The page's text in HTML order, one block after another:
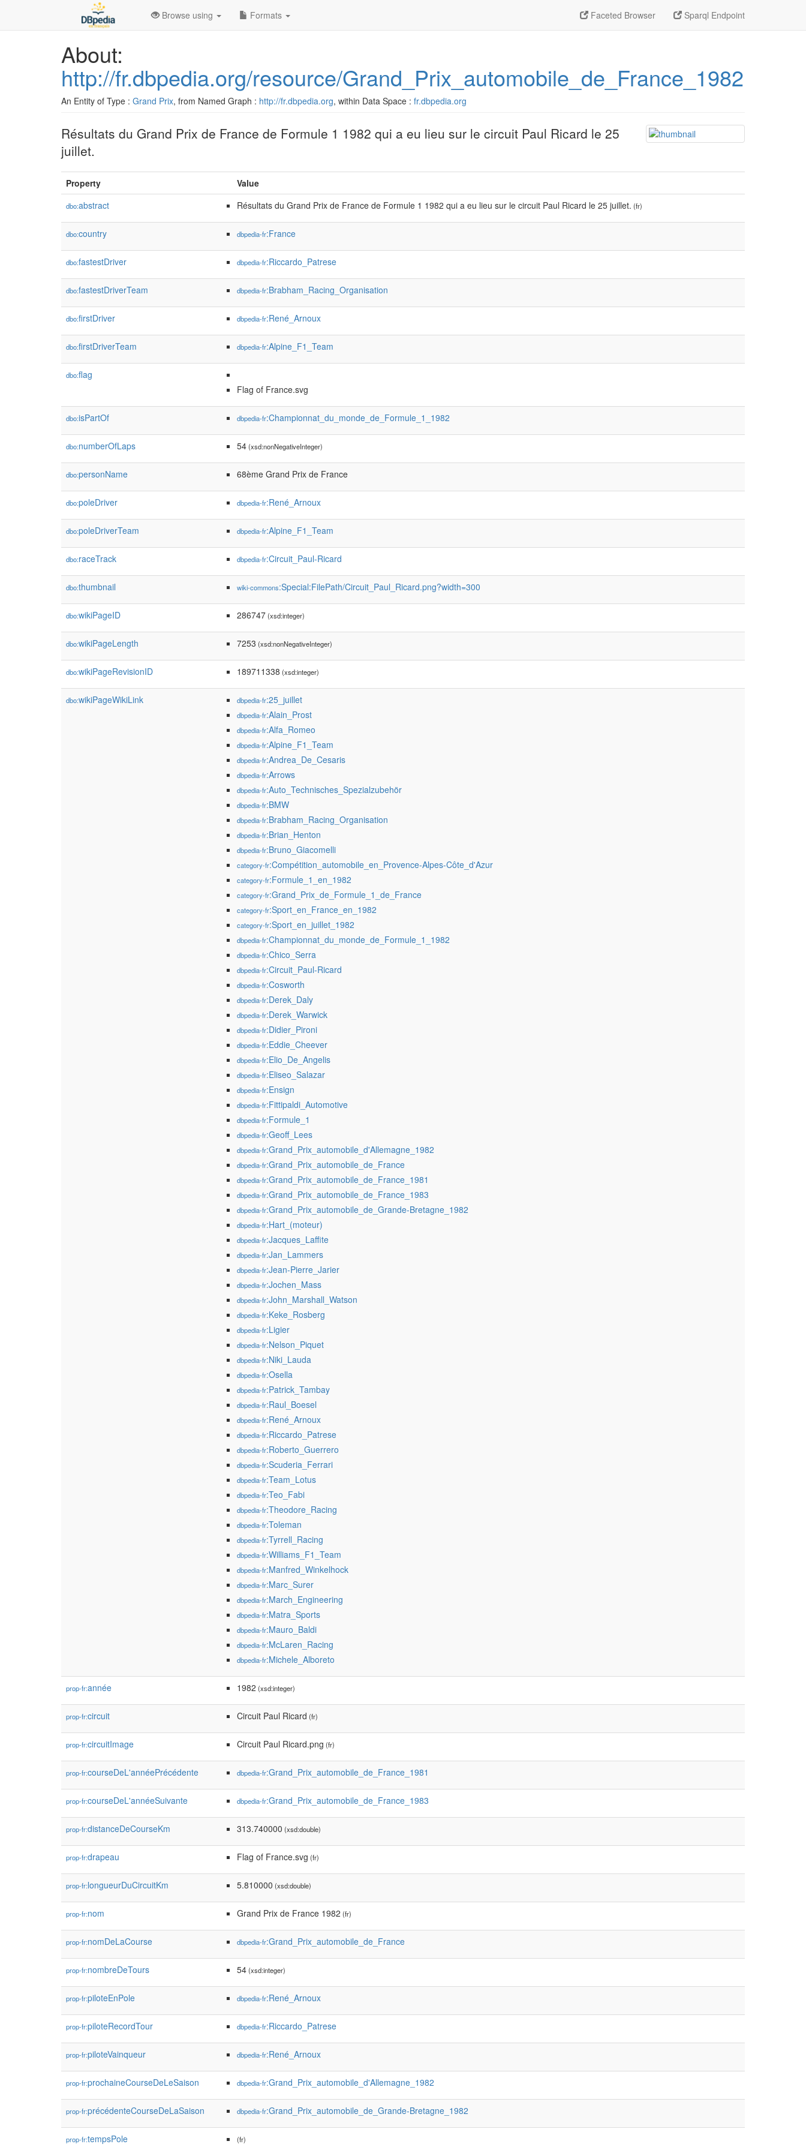
Faceted Browser Sparql Endpoint
Browse using Formats
About:
http://fr.dbpedia.org/resource/Grand_Prix_automobile_de_France_1982
An Entity of Type : Grand Prix, from Named Graph : http://fr.dbpedia.org, within Data Space : fr.dbpedia.org
Résultats du Grand Prix de France de Formule 1 1982 qui a eu lieu sur le circuit Paul Ricard le 25
juillet.
Property Value
dbo:abstract Résultats du Grand Prix de France de Formule 1 1982 qui a eu lieu sur le circuit Paul Ricard le 25 juillet. (fr)
dbo:country dbpedia-fr:France
dbo:fastestDriver dbpedia-fr:Riccardo_Patrese
dbo:fastestDriverTeam dbpedia-fr:Brabham_Racing_Organisation
dbo:firstDriver dbpedia-fr:René_Arnoux
dbo:firstDriverTeam dbpedia-fr:Alpine_F1_Team
dbo:flag
Flag of France.svg
dbo:isPartOf dbpedia-fr:Championnat_du_monde_de_Formule_1_1982
dbo:numberOfLaps 54(xsd:nonNegativeInteger)
dbo:personName 68ème Grand Prix de France
dbo:poleDriver dbpedia-fr:René_Arnoux
dbo:poleDriverTeam dbpedia-fr:Alpine_F1_Team
dbo:raceTrack dbpedia-fr:Circuit_Paul-Ricard
dbo:thumbnail wiki-commons:Special:FilePath/Circuit_Paul_Ricard.png?width=300
dbo:wikiPageID 286747(xsd:integer)
dbo:wikiPageLength 7253 (xsd:nonNegativeInteger)
dbo:wikiPageRevisionID 189711338 (xsd:integer)
dbo:wikiPageWikiLink dbpedia-fr:25_juillet
dbpedia-fr:Alain_Prost
dbpedia-fr:Alfa_Romeo
dbpedia-fr:Alpine_F1_Team
dbpedia-fr:Andrea_De_Cesaris
dbpedia-fr:Arrows
dbpedia-fr:Auto_Technisches_Spezialzubehör
dbpedia-fr:BMW
dbpedia-fr:Brabham_Racing_Organisation
dbpedia-fr:Brian_Henton
dbpedia-fr:Bruno_Giacomelli
category-fr:Compétition_automobile_en_Provence-Alpes-Côte_d'Azur
category-fr:Formule_1_en_1982
category-fr:Grand_Prix_de_Formule_1_de_France
category-fr:Sport_en_France_en_1982
category-fr:Sport_en_juillet_1982
dbpedia-fr:Championnat_du_monde_de_Formule_1_1982
dbpedia-fr:Chico_Serra
dbpedia-fr:Circuit_Paul-Ricard
dbpedia-fr:Cosworth
dbpedia-fr:Derek_Daly
dbpedia-fr:Derek_Warwick
dbpedia-fr:Didier_Pironi
dbpedia-fr:Eddie_Cheever
dbpedia-fr:Elio_De_Angelis
dbpedia-fr:Eliseo_Salazar
dbpedia-fr:Ensign
dbpedia-fr:Fittipaldi_Automotive
dbpedia-fr:Formule_1
dbpedia-fr:Geoff_Lees
dbpedia-fr:Grand_Prix_automobile_d'Allemagne_1982
dbpedia-fr:Grand_Prix_automobile_de_France
dbpedia-fr:Grand_Prix_automobile_de_France_1981
dbpedia-fr:Grand_Prix_automobile_de_France_1983
dbpedia-fr:Grand_Prix_automobile_de_Grande-Bretagne_1982
dbpedia-fr:Hart_(moteur)
dbpedia-fr:Jacques_Laffite
dbpedia-fr:Jan_Lammers
dbpedia-fr:Jean-Pierre_Jarier
dbpedia-fr:Jochen_Mass
dbpedia-fr:John_Marshall_Watson
dbpedia-fr:Keke_Rosberg
dbpedia-fr:Ligier
dbpedia-fr:Nelson_Piquet
dbpedia-fr:Niki_Lauda
dbpedia-fr:Osella
dbpedia-fr:Patrick_Tambay
dbpedia-fr:Raul_Boesel
dbpedia-fr:René_Arnoux
dbpedia-fr:Riccardo_Patrese
dbpedia-fr:Roberto_Guerrero
dbpedia-fr:Scuderia_Ferrari
dbpedia-fr:Team_Lotus
dbpedia-fr:Teo_Fabi
dbpedia-fr:Theodore_Racing
dbpedia-fr:Toleman
dbpedia-fr:Tyrrell_Racing
dbpedia-fr:Williams_F1_Team
dbpedia-fr:Manfred_Winkelhock
dbpedia-fr:Marc_Surer
dbpedia-fr:March_Engineering
dbpedia-fr:Matra_Sports
dbpedia-fr:Mauro_Baldi
dbpedia-fr:McLaren_Racing
dbpedia-fr:Michele_Alboreto
prop-fr:année 1982 (xsd:integer)
prop-fr:circuit Circuit Paul Ricard (fr)
prop-fr:circuitImage Circuit Paul Ricard.png (fr)
prop-fr:courseDeL'annéePrécédente dbpedia-fr:Grand_Prix_automobile_de_France_1981
prop-fr:courseDeL'annéeSuivante dbpedia-fr:Grand_Prix_automobile_de_France_1983
prop-fr:distanceDeCourseKm 313.740000 (xsd:double)
prop-fr:drapeau Flag of France.svg (fr)
prop-fr:longueurDuCircuitKm 5.810000 (xsd:double)
prop-fr:nom Grand Prix de France 1982 (fr)
prop-fr:nomDeLaCourse dbpedia-fr:Grand_Prix_automobile_de_France
prop-fr:nombreDeTours 54(xsd:integer)
prop-fr:piloteEnPole dbpedia-fr:René_Arnoux
prop-fr:piloteRecordTour dbpedia-fr:Riccardo_Patrese
prop-fr:piloteVainqueur dbpedia-fr:René_Arnoux
prop-fr:prochaineCourseDeLeSaison dbpedia-fr:Grand_Prix_automobile_d'Allemagne_1982
prop-fr:précédenteCourseDeLaSaison dbpedia-fr:Grand_Prix_automobile_de_Grande-Bretagne_1982
prop-fr:tempsPole (fr)